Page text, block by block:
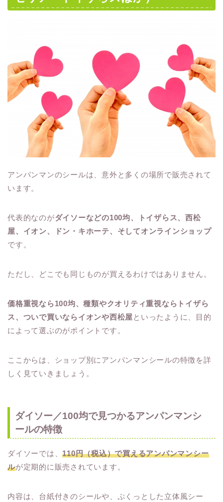
アンパンマンのシールは、意外と多くの場所で販売されて
います。
代表的なのがダイソーなどの100均、トイザらス、西松
屋、イオン、ドン・キホーテ、そしてオンラインショップ
です。
ただし、どこでも同じものが買えるわけではありません。
価格重視なら100均、種類やクオリティ重視ならトイザら
ス、ついで買いならイオンや西松屋といったように、目的
によって選ぶのがポイントです。
ここからは、ショップ別にアンパンマンシールの特徴を詳
しく見ていきましょう。
ダイソー／100均で見つかるアンパンマンシ
ールの特徴
ダイソーでは、110円（税込）で買えるアンパンマンシー
ルが定期的に販売されています。
内容は、台紙付きのシールや、ぷくっとした立体風シー